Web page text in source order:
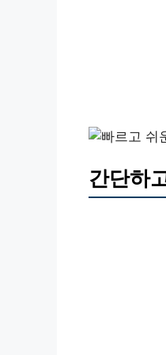
간단하